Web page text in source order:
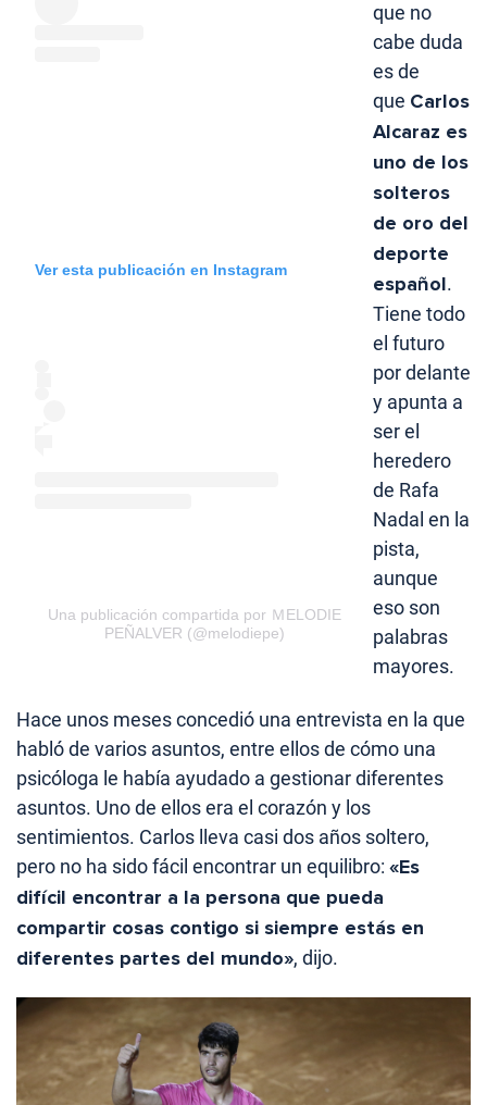
Ver esta publicación en Instagram
Una publicación compartida por ＭELODIE
PEÑALVER (@melodiepe)
que no
cabe duda
es de
que Carlos
Alcaraz es
uno de los
solteros
de oro del
deporte
español.
Tiene todo
el futuro
por delante
y apunta a
ser el
heredero
de Rafa
Nadal en la
pista,
aunque
eso son
palabras
mayores.
Hace unos meses concedió una entrevista en la que
habló de varios asuntos, entre ellos de cómo una
psicóloga le había ayudado a gestionar diferentes
asuntos. Uno de ellos era el corazón y los
sentimientos. Carlos lleva casi dos años soltero,
pero no ha sido fácil encontrar un equilibro: «Es
difícil encontrar a la persona que pueda
compartir cosas contigo si siempre estás en
diferentes partes del mundo», dijo.